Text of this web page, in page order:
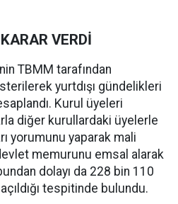
VERDİ
TBMM tarafından
yurtdışı gündelikleri
Kurul üyeleri
diğer kurullardaki üyelerle
yorumunu yaparak mali
memurunu emsal alarak
dolayı da 228 bin 110
tespitinde bulundu.